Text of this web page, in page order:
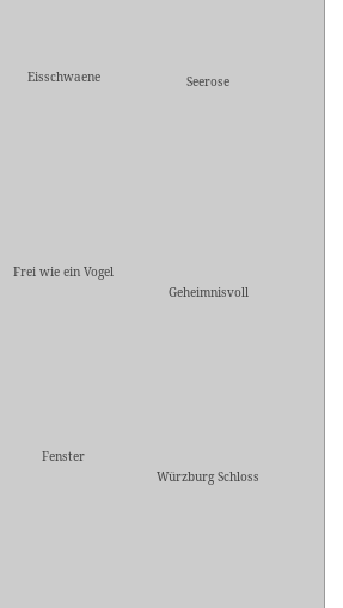
Eisschwaene Seerose
Frei wie ein Vogel
Geheimnisvoll
Fenster
Würzburg Schloss